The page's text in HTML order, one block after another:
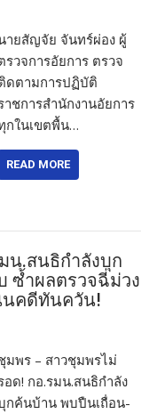
ายสัญจัย จันทร์ผ่อง ผู้
รวจการอัยการ ตรวจ
ดตามการปฏิบัติ
าชการสำนักงานอัยการ
กในเขตพื้น…
READ MORE
น.สนธิกำลังบุก
ซ้ำผลตรวจฉี่ม่วง
นคดีทันควัน!
มพร – สาวชุมพรไม่
อด! กอ.รมน.สนธิกำลัง
กค้นบ้าน พบปืนเถื่อน-